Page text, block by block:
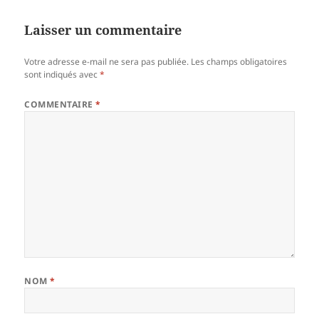
Laisser un commentaire
Votre adresse e-mail ne sera pas publiée. Les champs obligatoires
sont indiqués avec*
COMMENTAIRE*
NOM*